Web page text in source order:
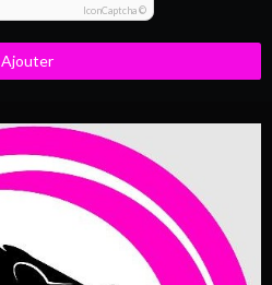
IconCaptcha ©
Ajouter